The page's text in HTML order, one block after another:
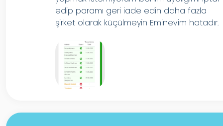
edip paramı geri iade edin daha fazla
şirket olarak küçülmeyin Eminevim hatadır.